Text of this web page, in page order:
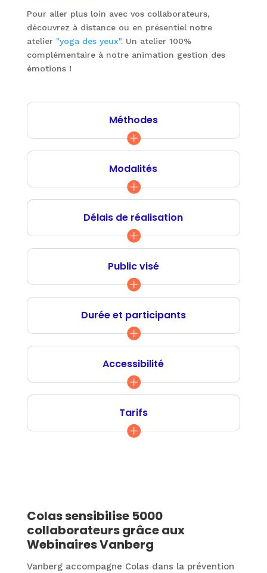
Pour aller plus loin avec vos collaborateurs,
découvrez à distance ou en présentiel notre
atelier "yoga des yeux". Un atelier 100%
complémentaire à notre animation gestion des
émotions !
Méthodes
Modalités
Délais de réalisation
Public visé
Durée et participants
Accessibilité
Tarifs
Colas sensibilise 5000
collaborateurs grâce aux
Webinaires Vanberg
Vanberg accompagne Colas dans la prévention